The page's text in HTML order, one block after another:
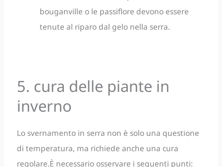
bouganville o le passiflore devono essere
tenute al riparo dal gelo nella serra.
5. cura delle piante in
inverno
Lo svernamento in serra non è solo una questione
di temperatura, ma richiede anche una cura
regolare.È necessario osservare i seguenti punti: